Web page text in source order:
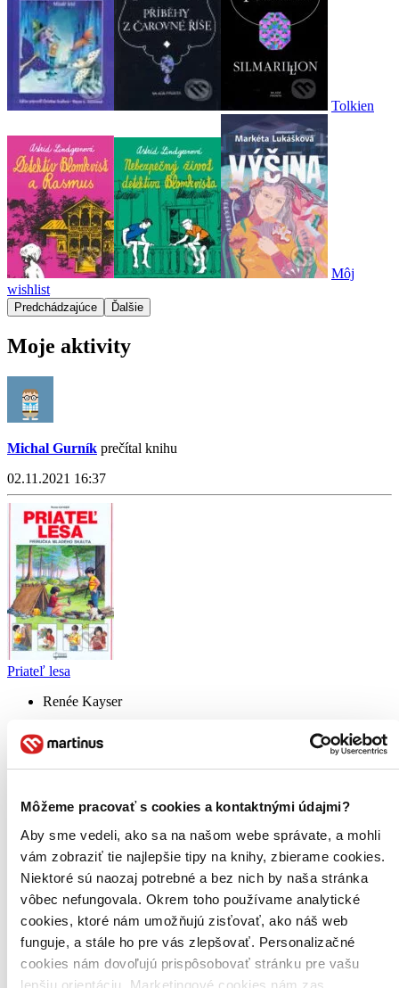
Môžeme pracovať s cookies a kontaktnými údajmi?
Aby sme vedeli, ako sa na našom webe správate, a mohli
vám zobraziť tie najlepšie tipy na knihy, zbierame cookies.
Niektoré sú naozaj potrebné a bez nich by naša stránka
vôbec nefungovala. Okrem toho používame analytické
cookies, ktoré nám umožňujú zisťovať, ako náš web
funguje, a stále ho pre vás zlepšovať. Personalizačné
cookies nám dovoľujú prispôsobovať stránku pre vašu
lepšiu orientáciu. Marketingové cookies nám zas
Tolkien
Môj
wishlist
Predchádzajúce Ďalšie
Moje aktivity
Michal Gurník prečítal knihu
02.11.2021 16:37
Priateľ lesa
Renée Kayser
10,46 €
Michal Gurník
prečítal knihu
02.11.2021 16:36